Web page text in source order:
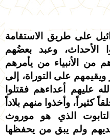
على طريق الاستقامة
الأحداث، وعبد بعضُهم
من الأنبياء من يأمرهم
على التوراة، إلى
عليهم أعداءهم فقتلوا
كثيراً، وأخذوا منهم بلاداً
الذي هو موروث
ولم يبق من يحفظها